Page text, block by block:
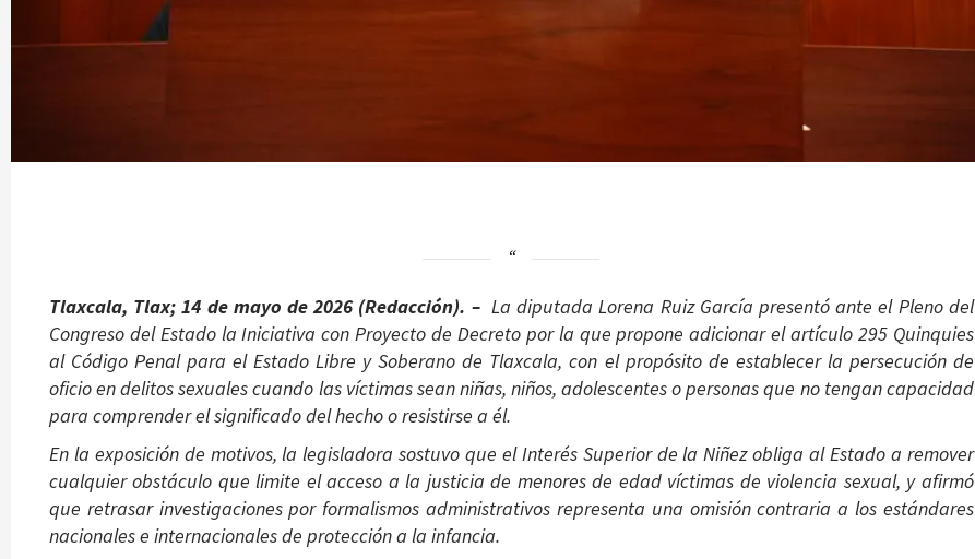
Tlaxcala, Tlax; 14 de mayo de 2026 (Redacción). – La diputada Lorena Ruiz García presentó ante el Pleno del
Congreso del Estado la Iniciativa con Proyecto de Decreto por la que propone adicionar el artículo 295 Quinquies
al Código Penal para el Estado Libre y Soberano de Tlaxcala, con el propósito de establecer la persecución de
oficio en delitos sexuales cuando las víctimas sean niñas, niños, adolescentes o personas que no tengan capacidad
para comprender el significado del hecho o resistirse a él.
En la exposición de motivos, la legisladora sostuvo que el Interés Superior de la Niñez obliga al Estado a remover
cualquier obstáculo que limite el acceso a la justicia de menores de edad víctimas de violencia sexual, y afirmó
que retrasar investigaciones por formalismos administrativos representa una omisión contraria a los estándares
nacionales e internacionales de protección a la infancia.